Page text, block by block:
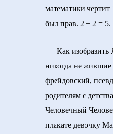
математики
был прав. 2 + 2 = 5.
Как изобразить
никогда не жившие
фрейдовский,
родителям с
Человечный
плакате девочку